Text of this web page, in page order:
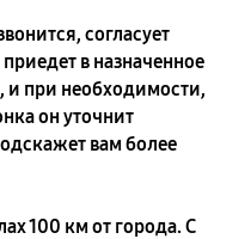
согласует
в назначенное
и при необходимости,
он уточнит
вам более
100 км от города. С